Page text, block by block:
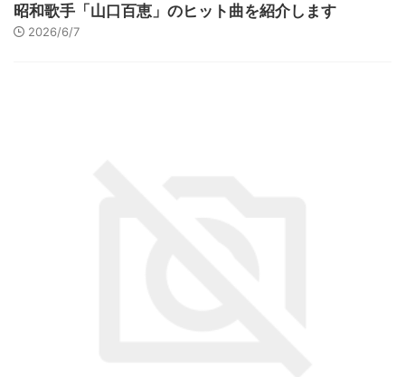
昭和歌手「山口百恵」のヒット曲を紹介します
2026/6/7